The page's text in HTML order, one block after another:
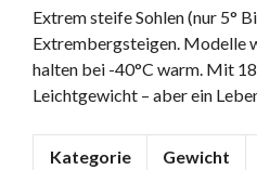
Extrem steife Sohlen (nur 5°
Extrembergsteigen. Modelle
halten bei -40°C warm. Mit
Leichtgewicht – aber ein
Kategorie Gewicht